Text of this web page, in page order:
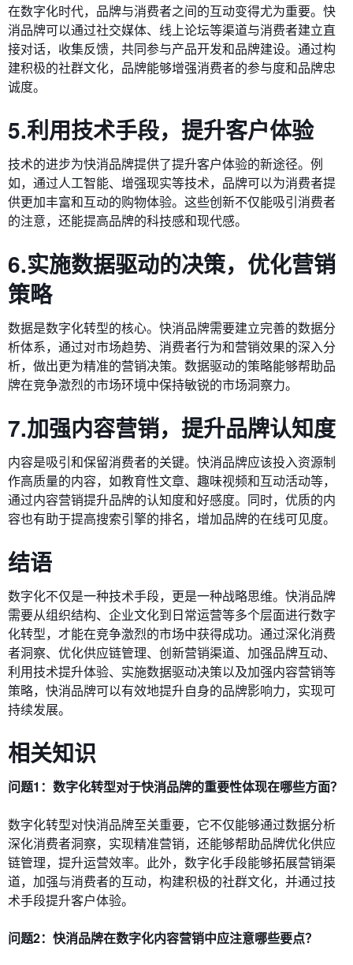
在数字化时代，品牌与消费者之间的互动变得尤为重要。快
消品牌可以通过社交媒体、线上论坛等渠道与消费者建立直
接对话，收集反馈，共同参与产品开发和品牌建设。通过构
建积极的社群文化，品牌能够增强消费者的参与度和品牌忠
诚度。
5.利用技术手段，提升客户体验
技术的进步为快消品牌提供了提升客户体验的新途径。例
如，通过人工智能、增强现实等技术，品牌可以为消费者提
供更加丰富和互动的购物体验。这些创新不仅能吸引消费者
的注意，还能提高品牌的科技感和现代感。
6.实施数据驱动的决策，优化营销
策略
数据是数字化转型的核心。快消品牌需要建立完善的数据分
析体系，通过对市场趋势、消费者行为和营销效果的深入分
析，做出更为精准的营销决策。数据驱动的策略能够帮助品
牌在竞争激烈的市场环境中保持敏锐的市场洞察力。
7.加强内容营销，提升品牌认知度
内容是吸引和保留消费者的关键。快消品牌应该投入资源制
作高质量的内容，如教育性文章、趣味视频和互动活动等，
通过内容营销提升品牌的认知度和好感度。同时，优质的内
容也有助于提高搜索引擎的排名，增加品牌的在线可见度。
结语
数字化不仅是一种技术手段，更是一种战略思维。快消品牌
需要从组织结构、企业文化到日常运营等多个层面进行数字
化转型，才能在竞争激烈的市场中获得成功。通过深化消费
者洞察、优化供应链管理、创新营销渠道、加强品牌互动、
利用技术提升体验、实施数据驱动决策以及加强内容营销等
策略，快消品牌可以有效地提升自身的品牌影响力，实现可
持续发展。
相关知识
问题1：数字化转型对于快消品牌的重要性体现在哪些方面？
数字化转型对快消品牌至关重要，它不仅能够通过数据分析
深化消费者洞察，实现精准营销，还能够帮助品牌优化供应
链管理，提升运营效率。此外，数字化手段能够拓展营销渠
道，加强与消费者的互动，构建积极的社群文化，并通过技
术手段提升客户体验。
问题2：快消品牌在数字化内容营销中应注意哪些要点？